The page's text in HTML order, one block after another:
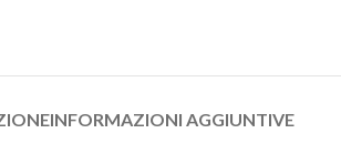
INFORMAZIONI AGGIUNTIVE